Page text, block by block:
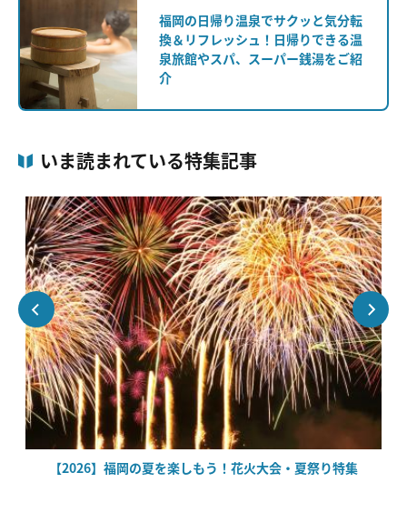
福岡の日帰り温泉でサクッと気分転
換＆リフレッシュ！日帰りできる温
泉旅館やスパ、スーパー銭湯をご紹
介
いま読まれている特集記事
【2026】福岡の夏を楽しもう！花火大会・夏祭り特集